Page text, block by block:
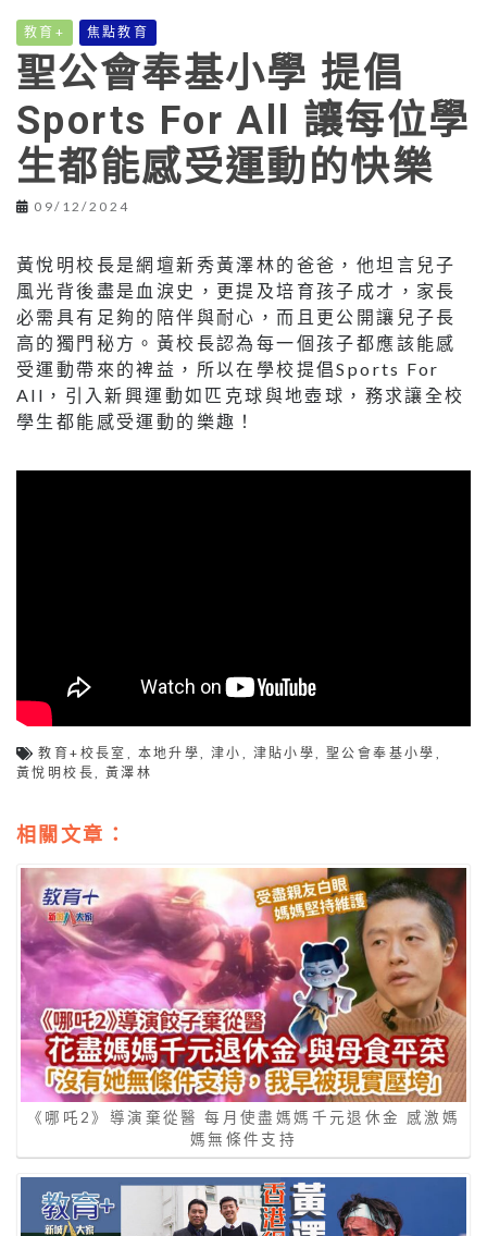
教育+ 焦點教育
聖公會奉基小學 提倡
Sports For All 讓每位學
生都能感受運動的快樂
09/12/2024
黃悅明校長是網壇新秀黃澤林的爸爸，他坦言兒子
風光背後盡是血淚史，更提及培育孩子成才，家長
必需具有足夠的陪伴與耐心，而且更公開讓兒子長
高的獨門秘方。黃校長認為每一個孩子都應該能感
受運動帶來的裨益，所以在學校提倡Sports For
All，引入新興運動如匹克球與地壺球，務求讓全校
學生都能感受運動的樂趣！
教育+校長室 本地升學 ,津小 津貼小學 ,聖公會奉基小學
黃悅明校長
黃澤林
相關文章：
《哪吒2》導演棄從醫 每月使盡媽媽千元退休金 感激媽
媽無條件支持